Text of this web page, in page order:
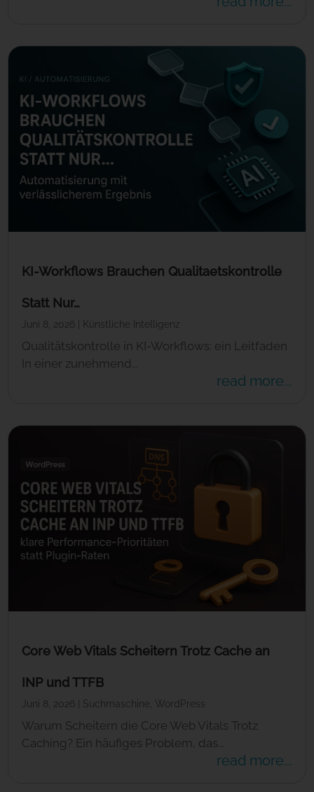
KI-Workflows Brauchen Qualitaetskontrolle
Statt Nur…
Juni 8, 2026 Künstliche Intelligenz
Qualitätskontrolle in KI-Workflows: ein Leitfaden
In einer zunehmend...
read more...
Core Web Vitals Scheitern Trotz Cache an
INP und TTFB
Juni 8, 2026 Suchmaschine WordPress
Warum Scheitern die Core Web Vitals Trotz
Caching? Ein häufiges Problem, das...
read more...